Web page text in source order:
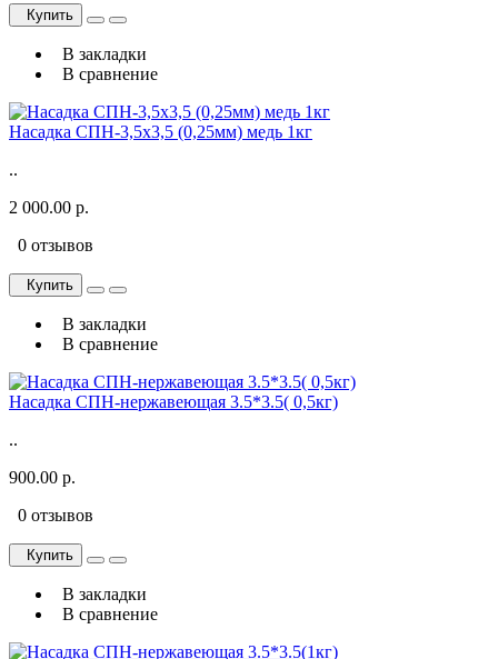
Купить
В закладки
В сравнение
Насадка СПН-3,5х3,5 (0,25мм) медь 1кг
..
2 000.00 р.
0 отзывов
Купить
В закладки
В сравнение
Насадка СПН-нержавеющая 3.5*3.5( 0,5кг)
..
900.00 р.
0 отзывов
Купить
В закладки
В сравнение